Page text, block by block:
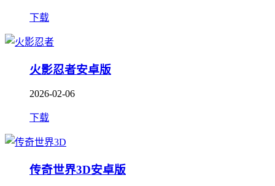
下载
火影忍者安卓版
2026-02-06
下载
传奇世界3D安卓版